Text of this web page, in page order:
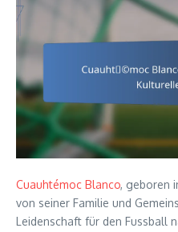
Cuauhtémoc Blanco, geboren
von seiner Familie und
Leidenschaft für den Fussball